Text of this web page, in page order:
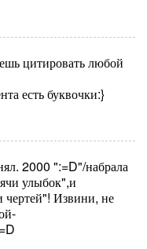
цитировать любой
есть буквочки:}
2000 ":=D"/набрала
улыбок",и
чертей"! Извини, не